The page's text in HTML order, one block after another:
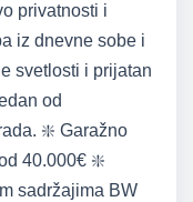
privatnosti i
iz dnevne sobe i
svetlosti i prijatan
od
❇️ Garažno
40.000€ ❇️
sadržajima BW